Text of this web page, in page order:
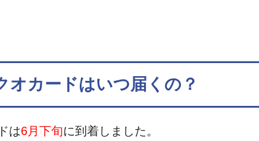
オカードはいつ届くの？
は6月下旬に到着しました。